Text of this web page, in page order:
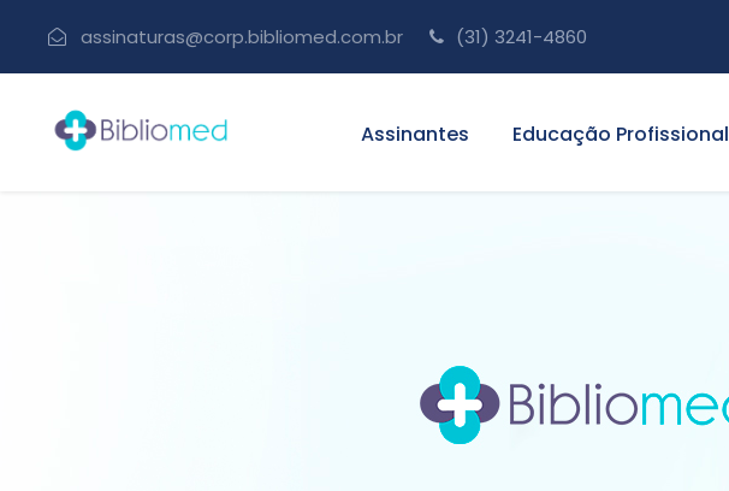
assinaturas@corp.bibliomed.com.br (31) 3241-4860
Assinantes Educação Profissional